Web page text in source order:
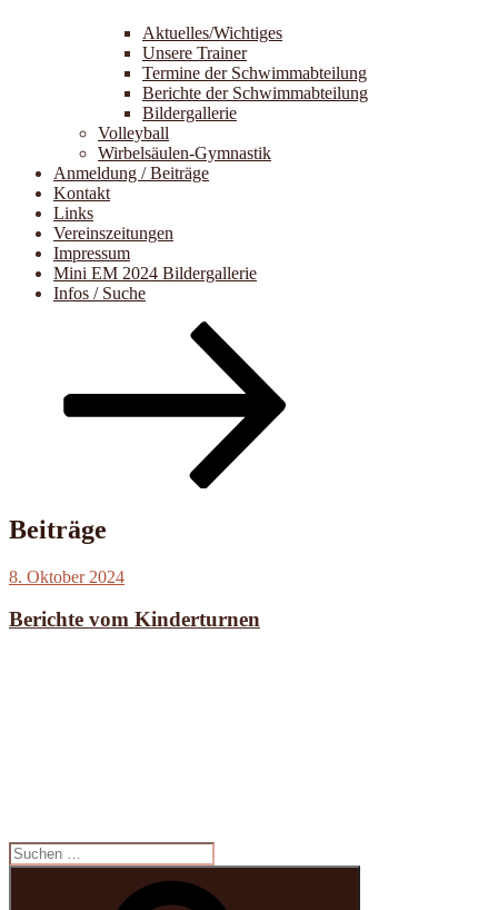
Aktuelles/Wichtiges
Unsere Trainer
Termine der Schwimmabteilung
Berichte der Schwimmabteilung
Bildergallerie
Volleyball
Wirbelsäulen-Gymnastik
Anmeldung / Beiträge
Kontakt
Links
Vereinszeitungen
Impressum
Mini EM 2024 Bildergallerie
Infos / Suche
Beiträge
Veröffentlicht
8. Oktober 2024
Berichte vom Kinderturnen
Suche
nach: